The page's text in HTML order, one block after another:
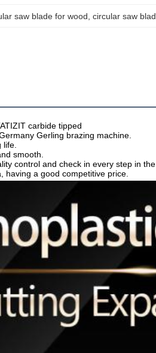
saw blade for wood , circular saw
carbide tipped
Gerling brazing machine.
smooth.
control and check in every step in
having a good competitive price.